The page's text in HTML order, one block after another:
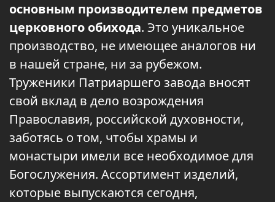
основным производителем предметов
церковного обихода. Это уникальное
производство, не имеющее аналогов ни
в нашей стране, ни за рубежом.
Труженики Патриаршего завода вносят
свой вклад в дело возрождения
Православия, российской духовности,
заботясь о том, чтобы храмы и
монастыри имели все необходимое для
Богослужения. Ассортимент изделий,
которые выпускаются сегодня,